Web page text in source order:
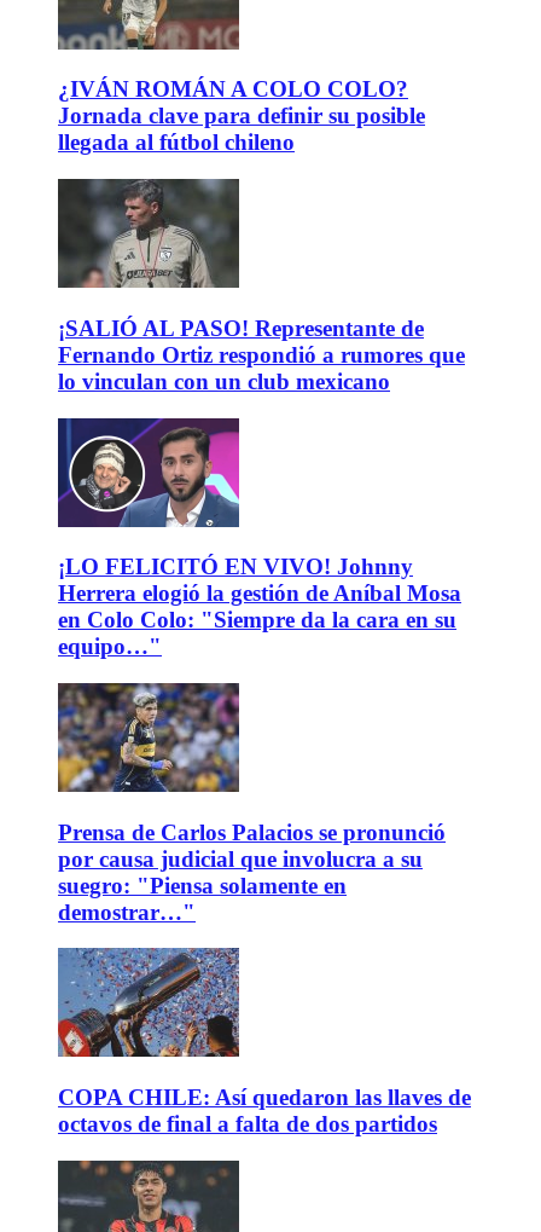
¿IVÁN ROMÁN A COLO COLO?
Jornada clave para definir su posible
llegada al fútbol chileno
¡SALIÓ AL PASO! Representante de
Fernando Ortiz respondió a rumores que
lo vinculan con un club mexicano
¡LO FELICITÓ EN VIVO! Johnny
Herrera elogió la gestión de Aníbal Mosa
en Colo Colo: "Siempre da la cara en su
equipo…"
Prensa de Carlos Palacios se pronunció
por causa judicial que involucra a su
suegro: "Piensa solamente en
demostrar…"
COPA CHILE: Así quedaron las llaves de
octavos de final a falta de dos partidos